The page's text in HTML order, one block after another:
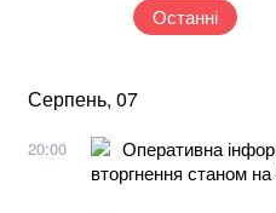
Останні
Серпень, 07
20:00
Оперативна
вторгнення станом